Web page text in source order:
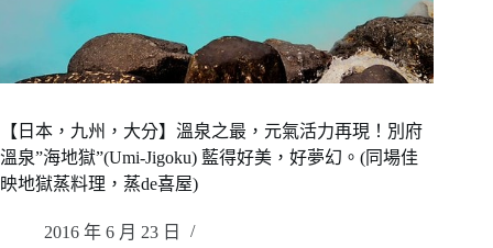
【日本，九州，大分】溫泉之最，元氣活力再現！別府
溫泉”海地獄”(Umi-Jigoku) 藍得好美，好夢幻。(同場佳
映地獄蒸料理，蒸de喜屋)
2016 年 6 月 23 日